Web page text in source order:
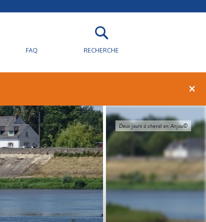
FAQ RECHERCHE
×
Deux jours à cheval en Anjou©